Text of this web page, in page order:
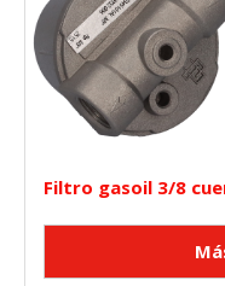
Filtro gasoil 3/8